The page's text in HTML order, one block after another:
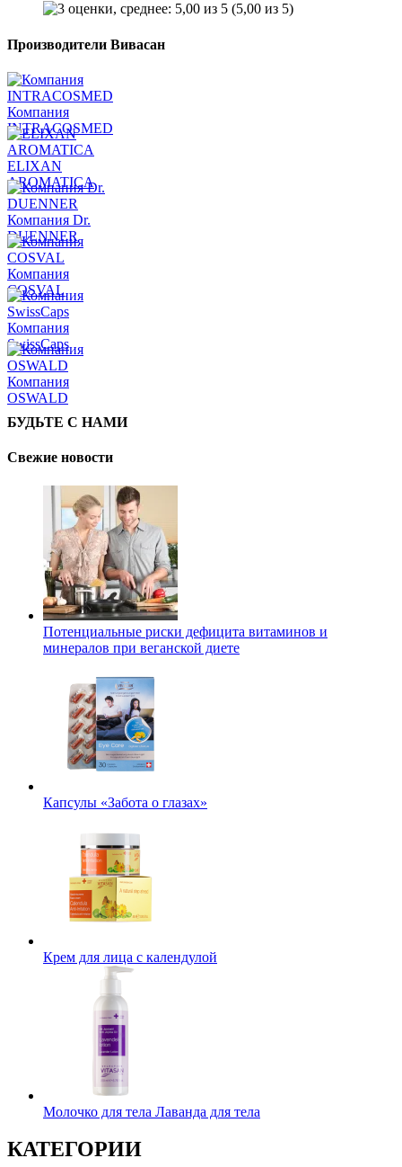
(5,00 из 5)
Производители Вивасан
Компания
INTRACOSMED
ELIXAN
AROMATICA
Компания Dr.
DUENNER
Компания
COSVAL
Компания
SwissCaps
Компания
OSWALD
БУДЬТЕ С НАМИ
Свежие новости
Потенциальные риски дефицита витаминов и
минералов при веганской диете
Капсулы «Забота о глазах»
Крем для лица с календулой
Молочко для тела Лаванда для тела
КАТЕГОРИИ